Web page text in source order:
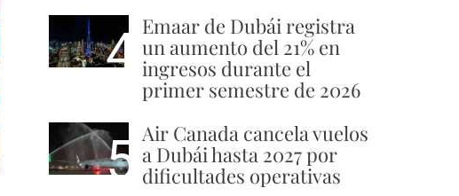
4 Emaar de Dubái registra
un aumento del 21% en
ingresos durante el
primer semestre de 2026
5 Air Canada cancela vuelos
a Dubái hasta 2027 por
dificultades operativas